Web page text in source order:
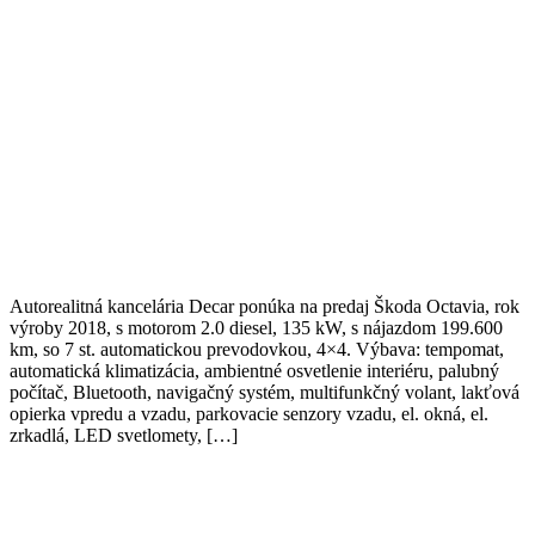
Autorealitná kancelária Decar ponúka na predaj Škoda Octavia, rok
výroby 2018, s motorom 2.0 diesel, 135 kW, s nájazdom 199.600
km, so 7 st. automatickou prevodovkou, 4×4. Výbava: tempomat,
automatická klimatizácia, ambientné osvetlenie interiéru, palubný
počítač, Bluetooth, navigačný systém, multifunkčný volant, lakťová
opierka vpredu a vzadu, parkovacie senzory vzadu, el. okná, el.
zrkadlá, LED svetlomety, […]